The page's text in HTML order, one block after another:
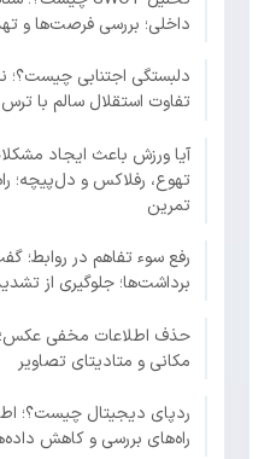
داخلی؛ بررسی فرصت‌ها و
دلبستگی اجتنابی چیست؟؛
تفاوت استقلال سالم با
آیا ورزش باعث ایجاد
تهوع، رفلاکس و دل‌پیچه؛
تمرین
رفع سوء تفاهم در روابط؛
برداشت‌ها؛ جلوگیری از
حذف اطلاعات مخفی
مکانی و متادیتای تصاویر
ردپای دیجیتال چیست؟؛
راه‌های بررسی و کاهش